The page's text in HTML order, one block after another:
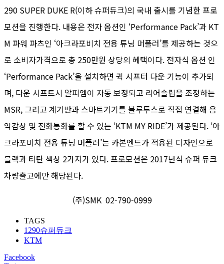
290 SUPER DUKE R(이하 슈퍼듀크)의 국내 출시를 기념한 프로
모션을 진행한다. 내용은 전자 옵션인 ‘Performance Pack’과 KT
M 파워 파츠인 ‘아크라포비치 전용 튜닝 머플러’를 제공하는 것으
로 소비자가격으로 총 250만원 상당의 혜택이다. 전자식 옵션 인
‘Performance Pack’을 설치하면 퀵 시프터 다운 기능이 추가되
며, 다운 시프트시 알피엠이 자동 보정되고 리어슬립을 조정하는
MSR, 그리고 계기반과 스마트기기를 블루투스로 직접 연결해 음
악감상 및 전화통화를 할 수 있는 ‘KTM MY RIDE’가 제공된다. ‘아
크라포비치 전용 튜닝 머플러’는 카본엔드가 적용된 디자인으로
블랙과 티탄 색상 2가지가 있다. 프로모션은 2017년식 슈퍼 듀크
차량출고에만 해당된다.
(주)SMK 02-790-0999
TAGS
1290슈퍼듀크
KTM
Facebook